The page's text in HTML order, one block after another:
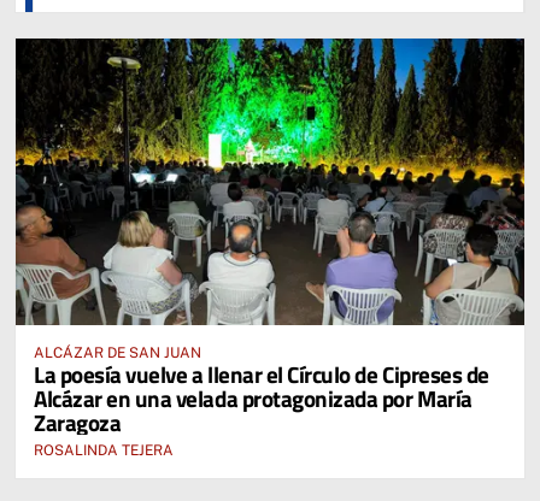
ALCÁZAR DE SAN JUAN
La poesía vuelve a llenar el Círculo de Cipreses de
Alcázar en una velada protagonizada por María
Zaragoza
ROSALINDA TEJERA